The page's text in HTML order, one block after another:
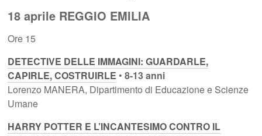
18 aprile REGGIO EMILIA
Ore 15
DETECTIVE DELLE IMMAGINI: GUARDARLE,
CAPIRLE, COSTRUIRLE •8-13 anni
Lorenzo MANERA, Dipartimento di Educazione e Scienze
Umane
HARRY POTTER E L’INCANTESIMO CONTRO IL